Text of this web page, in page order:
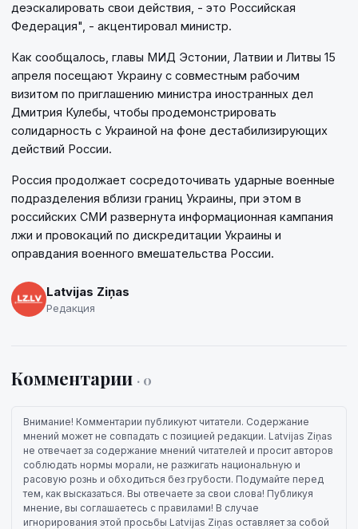
деэскалировать свои действия, - это Российская
Федерация", - акцентировал министр.
Как сообщалось, главы МИД Эстонии, Латвии и Литвы 15
апреля посещают Украину с совместным рабочим
визитом по приглашению министра иностранных дел
Дмитрия Кулебы, чтобы продемонстрировать
солидарность с Украиной на фоне дестабилизирующих
действий России.
Россия продолжает сосредоточивать ударные военные
подразделения вблизи границ Украины, при этом в
российских СМИ развернута информационная кампания
лжи и провокаций по дискредитации Украины и
оправдания военного вмешательства России.
Latvijas Ziņas
Редакция
Комментарии · 0
Внимание! Комментарии публикуют читатели. Содержание
мнений может не совпадать с позицией редакции. Latvijas Ziņas
не отвечает за содержание мнений читателей и просит авторов
соблюдать нормы морали, не разжигать национальную и
расовую рознь и обходиться без грубости. Подумайте перед
тем, как высказаться. Вы отвечаете за свои слова! Публикуя
мнение, вы соглашаетесь с правилами! В случае
игнорирования этой просьбы Latvijas Ziņas оставляет за собой